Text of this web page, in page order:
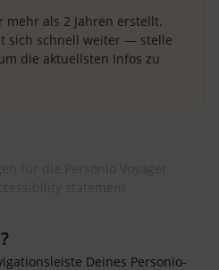
mehr als 2 Jahren erstellt.
sich schnell weiter — stelle
die aktuellsten Infos zu
Deines Personio-